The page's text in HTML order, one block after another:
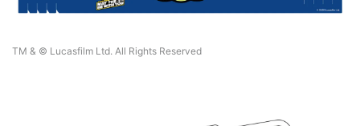
TM & © Lucasfilm Ltd. All Rights Reserved